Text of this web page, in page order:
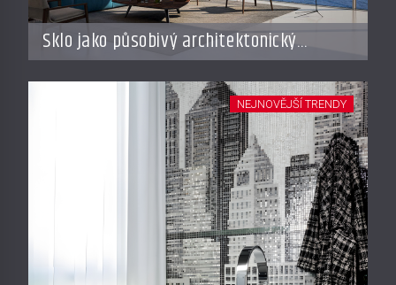
Sklo jako působivý architektonický
materiál
NEJNOVĚJŠÍ TRENDY